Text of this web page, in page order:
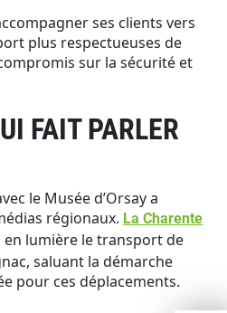
ses clients vers
plus respectueuses de
sur la sécurité et
FAIT PARLER
le Musée d’Orsay a
régionaux. La Charente
lumière le transport de
saluant la démarche
pour ces déplacements.